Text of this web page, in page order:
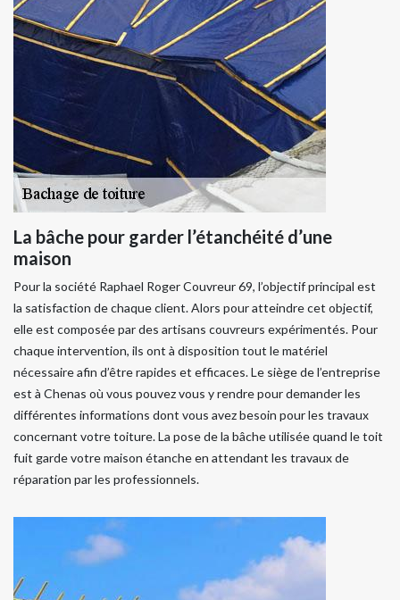
La bâche pour garder l’étanchéité d’une
maison
Pour la société Raphael Roger Couvreur 69, l’objectif principal est
la satisfaction de chaque client. Alors pour atteindre cet objectif,
elle est composée par des artisans couvreurs expérimentés. Pour
chaque intervention, ils ont à disposition tout le matériel
nécessaire afin d’être rapides et efficaces. Le siège de l’entreprise
est à Chenas où vous pouvez vous y rendre pour demander les
différentes informations dont vous avez besoin pour les travaux
concernant votre toiture. La pose de la bâche utilisée quand le toit
fuit garde votre maison étanche en attendant les travaux de
réparation par les professionnels.